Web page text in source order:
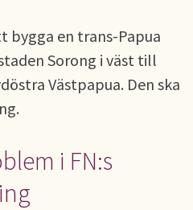
bygga en trans-Papua
Sorong i väst till
Västpapua. Den ska
i FN:s